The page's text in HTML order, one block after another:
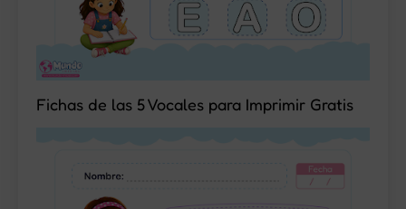
Fichas de las 5 Vocales para Imprimir Gratis